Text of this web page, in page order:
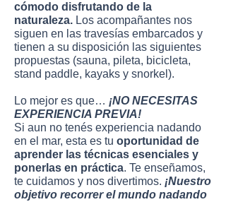
cómodo disfrutando de la
naturaleza. Los acompañantes nos
siguen en las travesías embarcados y
tienen a su disposición las siguientes
propuestas (sauna, pileta, bicicleta,
stand paddle, kayaks y snorkel).
Lo mejor es que… ¡NO NECESITAS
EXPERIENCIA PREVIA!
Si aun no tenés experiencia nadando
en el mar, esta es tu oportunidad de
aprender las técnicas esenciales y
ponerlas en práctica. Te enseñamos,
te cuidamos y nos divertimos. ¡Nuestro
objetivo recorrer el mundo nadando